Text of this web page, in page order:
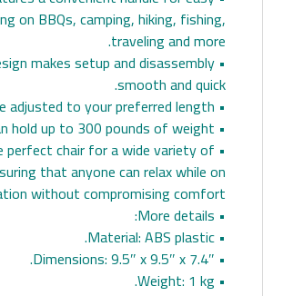
on BBQs, camping, hiking, fishing,
traveling and more.
makes setup and disassembly
smooth and quick.
• It can be adjusted to your preferred length.
• It can hold up to 300 pounds of weight.
perfect chair for a wide variety of
that anyone can relax while on
without compromising comfort.
• More details:
• Material: ABS plastic.
• Dimensions: 9.5″ x 9.5″ x 7.4″.
• Weight: 1 kg.